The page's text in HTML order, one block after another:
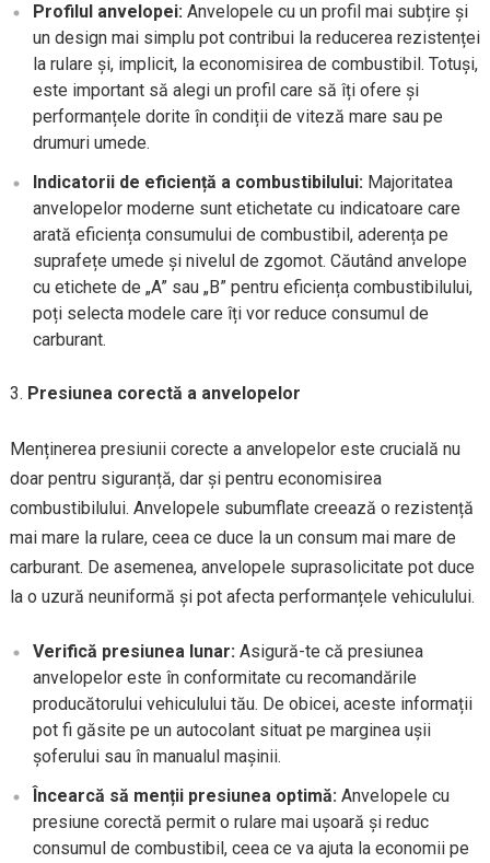
Profilul anvelopei: Anvelopele cu un profil mai subțire și
un design mai simplu pot contribui la reducerea rezistenței
la rulare și, implicit, la economisirea de combustibil. Totuși,
este important să alegi un profil care să îți ofere și
performanțele dorite în condiții de viteză mare sau pe
drumuri umede.
Indicatorii de eficiență a combustibilului: Majoritatea
anvelopelor moderne sunt etichetate cu indicatoare care
arată eficiența consumului de combustibil, aderența pe
suprafețe umede și nivelul de zgomot. Căutând anvelope
cu etichete de „A” sau „B” pentru eficiența combustibilului,
poți selecta modele care îți vor reduce consumul de
carburant.
Presiunea corectă a anvelopelor
Menținerea presiunii corecte a anvelopelor este crucială nu
doar pentru siguranță, dar și pentru economisirea
combustibilului. Anvelopele subumflate creează o rezistență
mai mare la rulare, ceea ce duce la un consum mai mare de
carburant. De asemenea, anvelopele suprasolicitate pot duce
la o uzură neuniformă și pot afecta performanțele vehiculului.
Verifică presiunea lunar: Asigură-te că presiunea
anvelopelor este în conformitate cu recomandările
producătorului vehiculului tău. De obicei, aceste informații
pot fi găsite pe un autocolant situat pe marginea ușii
șoferului sau în manualul mașinii.
Încearcă să menții presiunea optimă: Anvelopele cu
presiune corectă permit o rulare mai ușoară și reduc
consumul de combustibil, ceea ce va ajuta la economii pe